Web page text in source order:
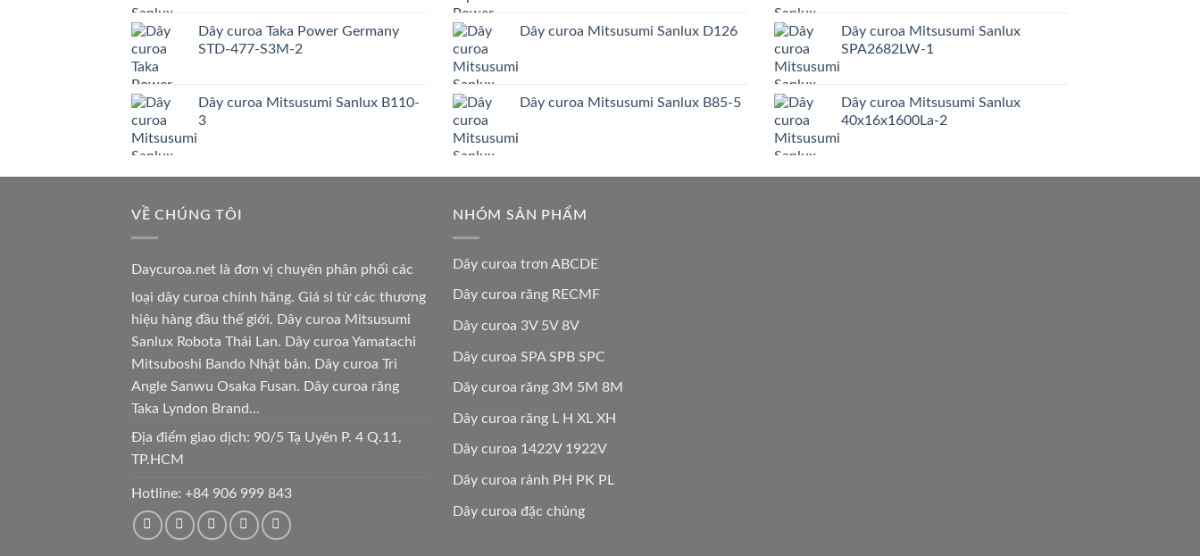
Dây curoa Taka Power Germany
STD-477-S3M-2
Dây curoa Mitsusumi Sanlux B110-
3
Dây curoa Mitsusumi Sanlux D126
Dây curoa Mitsusumi Sanlux B85-5
Dây curoa Mitsusumi Sanlux
SPA2682LW-1
Dây curoa Mitsusumi Sanlux
40x16x1600La-2
VỀ CHÚNG TÔI
Daycuroa.net là đơn vị chuyên phân phối các
loại dây curoa chính hãng. Giá sỉ từ các thương
hiệu hàng đầu thế giới. Dây curoa Mitsusumi
Sanlux Robota Thái Lan. Dây curoa Yamatachi
Mitsuboshi Bando Nhật bản. Dây curoa Tri
Angle Sanwu Osaka Fusan. Dây curoa răng
Taka Lyndon Brand...
Địa điểm giao dịch: 90/5 Tạ Uyên P. 4 Q.11,
TP.HCM
Hotline: +84 906 999 843
NHÓM SẢN PHẨM
Dây curoa trơn ABCDE
Dây curoa răng RECMF
Dây curoa 3V 5V 8V
Dây curoa SPA SPB SPC
Dây curoa răng 3M 5M 8M
Dây curoa răng L H XL XH
Dây curoa 1422V 1922V
Dây curoa rảnh PH PK PL
Dây curoa đặc chủng